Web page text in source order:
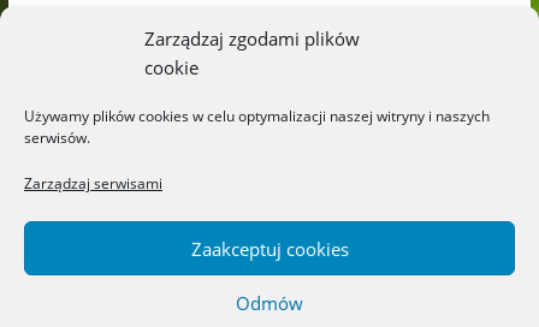
Zarządzaj zgodami plików
cookie
Używamy plików cookies w celu optymalizacji naszej witryny i naszych
serwisów.
Zarządzaj serwisami
Zaakceptuj cookies
Odmów
Blog o książkach dla dzieci i młodzieży –